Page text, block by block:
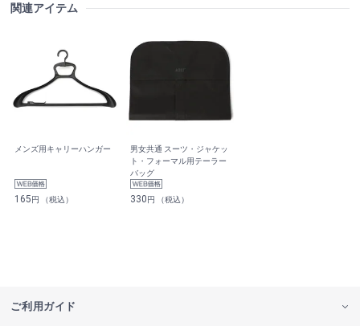
関連アイテム
メンズ用キャリーハンガー
165円 （税込）
男女共通 スーツ・ジャケッ
ト・フォーマル用テーラー
バッグ
330円 （税込）
ご利用ガイド